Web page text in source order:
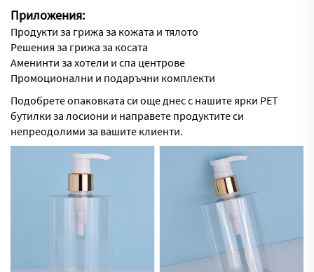
Приложения:
Продукти за грижа за кожата и тялото
Решения за грижа за косата
Аменинти за хотели и спа центрове
Промоционални и подаръчни комплекти
Подобрете опаковката си още днес с нашите ярки PET
бутилки за лосиони и направете продуктите си
непреодолими за вашите клиенти.